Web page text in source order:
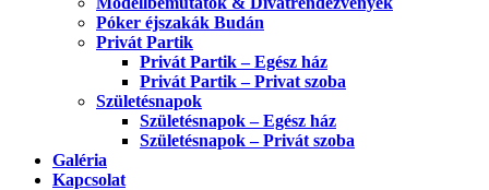
Póker éjszakák Budán
Privát Partik
Privát Partik – Egész ház
Privát Partik – Privat szoba
Születésnapok
Születésnapok – Egész ház
Születésnapok – Privát szoba
Galéria
Kapcsolat